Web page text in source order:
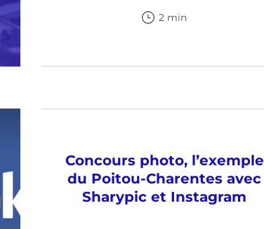
2 min
Concours photo, l’exemple
du Poitou-Charentes avec
Sharypic et Instagram